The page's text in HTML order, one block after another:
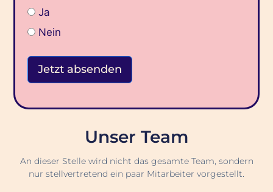
Ja
Nein
Jetzt absenden
Unser Team
An dieser Stelle wird nicht das gesamte Team, sondern
nur stellvertretend ein paar Mitarbeiter vorgestellt.